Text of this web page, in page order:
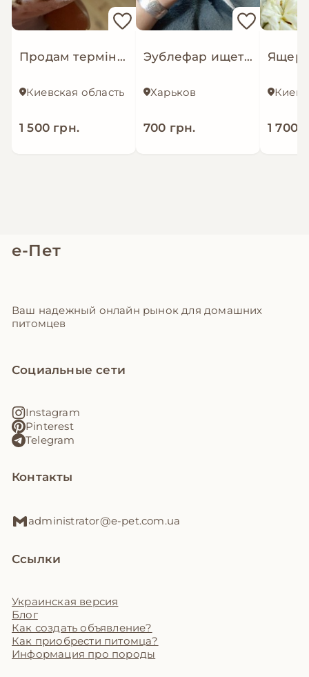
Продам терміново
Киевская область
1 500 грн.
Эублефар ищет новый дом
Харьков
700 грн.
Киев
1 700
е-Пет
Ваш надежный онлайн рынок для домашних
питомцев
Социальные сети
Instagram
Pinterest
Telegram
Контакты
administrator@e-pet.com.ua
Ссылки
Украинская версия
Блог
Как создать объявление?
Как приобрести питомца?
Информация про породы